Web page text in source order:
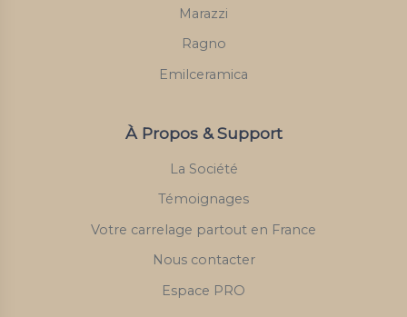
Marazzi
Ragno
Emilceramica
À Propos & Support
La Société
Témoignages
Votre carrelage partout en France
Nous contacter
Espace PRO